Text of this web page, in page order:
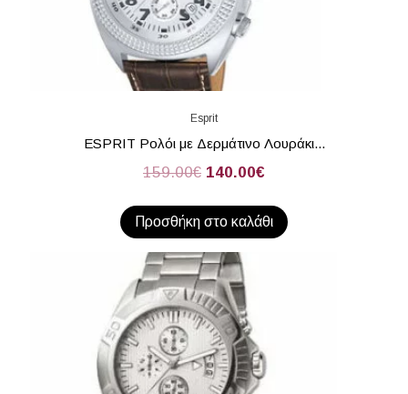
Esprit
ESPRIT Ρολόι με Δερμάτινο Λουράκι...
159.00€ 140.00€
Προσθήκη στο καλάθι